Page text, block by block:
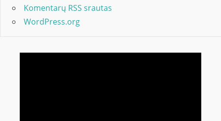
Komentarų RSS srautas
WordPress.org